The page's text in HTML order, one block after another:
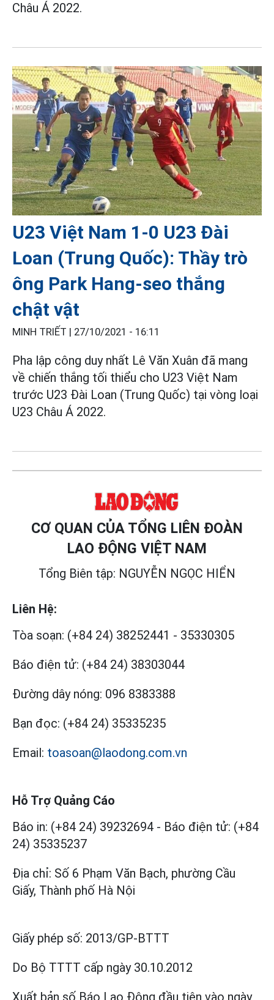
Châu Á 2022.
U23 Việt Nam 1-0 U23 Đài
Loan (Trung Quốc): Thầy trò
ông Park Hang-seo thắng
chật vật
MINH TRIẾT | 27/10/2021 - 16:11
Pha lập công duy nhất Lê Văn Xuân đã mang
về chiến thắng tối thiểu cho U23 Việt Nam
trước U23 Đài Loan (Trung Quốc) tại vòng loại
U23 Châu Á 2022.
CƠ QUAN CỦA TỔNG LIÊN ĐOÀN
LAO ĐỘNG VIỆT NAM
Tổng Biên tập: NGUYỄN NGỌC HIỂN
Liên Hệ:
Tòa soạn: (+84 24) 38252441 - 35330305
Báo điện tử: (+84 24) 38303044
Đường dây nóng: 096 8383388
Bạn đọc: (+84 24) 35335235
Email: toasoan@laodong.com.vn
Hỗ Trợ Quảng Cáo
Báo in: (+84 24) 39232694 - Báo điện tử: (+84
24) 35335237
Địa chỉ: Số 6 Phạm Văn Bạch, phường Cầu
Giấy, Thành phố Hà Nội
Giấy phép số: 2013/GP-BTTT
Do Bộ TTTT cấp ngày 30.10.2012
Xuất bản số Báo Lao Động đầu tiên vào ngày